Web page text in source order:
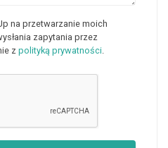
na przetwarzanie moich
zapytania przez
z polityką prywatności.